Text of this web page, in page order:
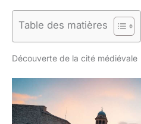
Table des matières
Découverte de la cité médiévale